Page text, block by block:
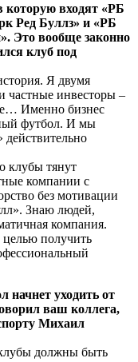
которую входят «РБ
Ред Буллз» и «РБ
Это вообще законно
клуб под
Я двумя
частные инвесторы –
Именно бизнес
футбол. И мы
действительно
клубы тянут
компании с
без мотивации
Знаю людей,
компания.
целью получить
начнет уходить от
ваш коллега,
Михаил
должны быть